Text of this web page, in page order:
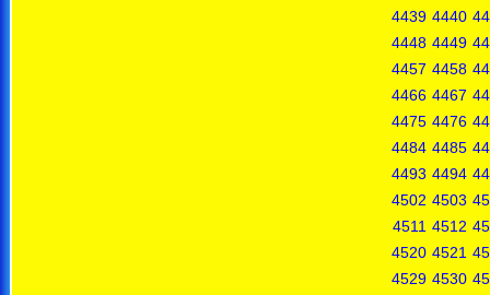
4439 4440
4448 4449
4457 4458
4466 4467
4475 4476
4484 4485
4493 4494
4502 4503
4511 4512
4520 4521
4529 4530